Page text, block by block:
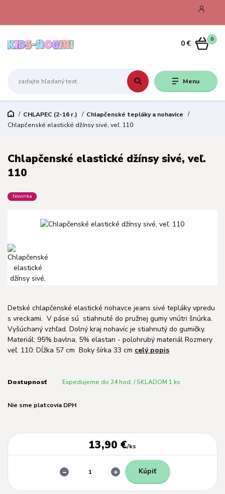
Menu
0
0 €
CHLAPEC (2-16 r.)
Chlapčenské tepláky a nohavice
Chlapčenské elastické džínsy sivé, veľ. 110
Chlapčenské elastické džínsy sivé, veľ.
110
Novinka
Detské chlapčenské elastické nohavce jeans sivé tepláky vpredu
s vreckami. V páse sú stiahnuté do pružnej gumy vnútri šnúrka.
Vyšúchaný vzhľad. Dolný kraj nohavíc je stiahnutý do gumičky.
Materiál: 95% bavlna, 5% elastan - polohrubý materiál Rozmery
veľ. 110: Dĺžka 57 cm Boky šírka 33 cm celý popis
Dostupnosť Expedujeme do 24 hod. / SKLADOM 1 ks
Nie sme platcovia DPH
13,90 €/ks
Kúpiť